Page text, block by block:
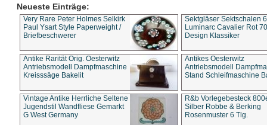
Neueste Einträge:
Very Rare Peter Holmes Selkirk
Paul Ysart Style Paperweight /
Briefbeschwerer
Sektgläser Sektschalen
Luminarc Cavalier Rot
Design Klassiker
Antike Rarität Orig. Oesterwitz
Antriebsmodell Dampfmaschine
Kreisssäge Bakelit
Antikes Oesterwitz
Antriebsmodell
Stand Schleifmaschine
Vintage Antike Herrliche Seltene
Jugendstil Wandfliese Gemarkt
G West Germany
R&b Vorlegebesteck
Silber Robbe & Berking
Rosenmuster 6 Tlg.